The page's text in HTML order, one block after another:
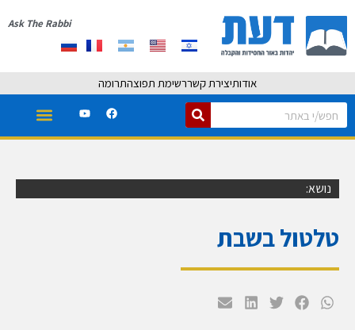
Ask The Rabbi
אודותיצירת קשררשימת תפוצהתרומה
נושא:
טלטול בשבת